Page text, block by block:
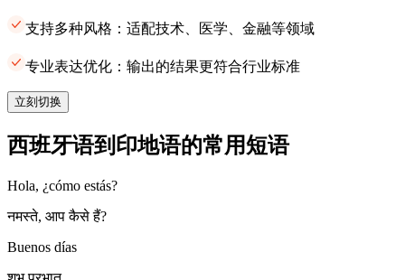
支持多种风格：适配技术、医学、金融等领域
专业表达优化：输出的结果更符合行业标准
立刻切换
西班牙语到印地语的常用短语
Hola, ¿cómo estás?
नमस्ते, आप कैसे हैं?
Buenos días